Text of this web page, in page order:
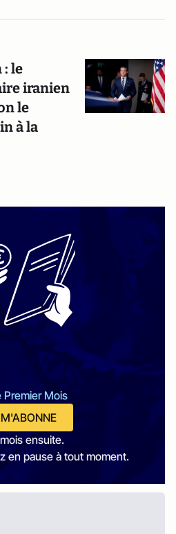
: le
iranien
le
à la
Premier Mois
ensuite.
en pause à tout moment.